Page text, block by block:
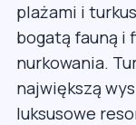
plażami i
bogatą fauną i
nurkowania.
największą
luksusowe